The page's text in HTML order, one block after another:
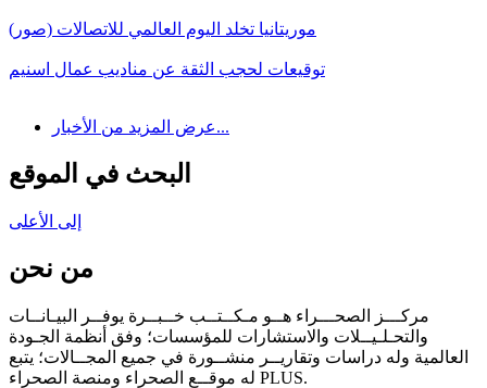
موريتانيا تخلد اليوم العالمي للاتصالات (صور)
توقيعات لحجب الثقة عن مناديب عمال اسنيم
عرض المزيد من الأخبار...
البحث في الموقع
إلى الأعلى
من نحن
مركـــز الصحـــراء هــو مـكــتــب خــبــرة يوفــر البيـانــات
والتحـلـيــلات والاستشارات للمؤسسات؛ وفق أنظمة الجـودة
العالمية وله دراسات وتقاريــر منشــورة في جميع المجــالات؛ يتبع
له موقــع الصحراء ومنصة الصحراء PLUS.